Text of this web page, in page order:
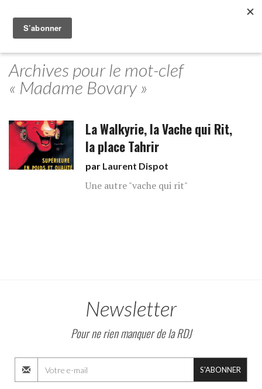
Archives pour le mot-clef
« Madame Bovary »
La Walkyrie, la Vache qui Rit,
la place Tahrir
par Laurent Dispot
Une autre "vache qui rit"
Newsletter
Pour ne rien manquer de la RDJ
S'ABONNER